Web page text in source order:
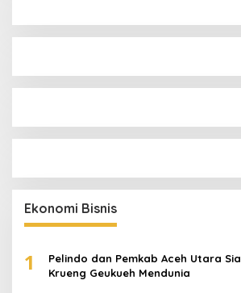
Ekonomi Bisnis
1
Pelindo dan Pemkab Aceh Utara
Krueng Geukueh Mendunia